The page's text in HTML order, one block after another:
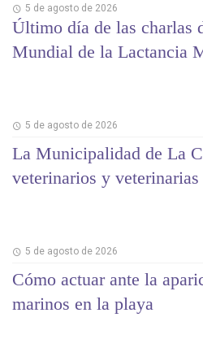
5 de agosto de 2026
Último día de las charlas
Mundial de la Lactancia
5 de agosto de 2026
La Municipalidad de La
veterinarios y
5 de agosto de 2026
Cómo actuar ante la
marinos en la playa